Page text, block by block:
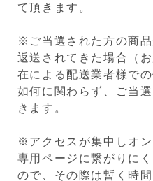
て頂きます。
※ご当選された方の商
返送されてきた場合（
在による配送業者様で
如何に関わらず、ご当
きます。
※アクセスが集中しオ
専用ページに繋がりに
ので、その際は暫く時